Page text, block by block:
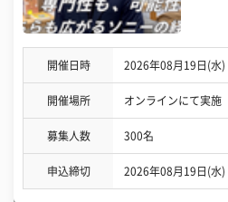
開催日時 2026年08月19日(水)
開催場所 オンラインにて実施
募集人数 300名
申込締切 2026年08月19日(水)